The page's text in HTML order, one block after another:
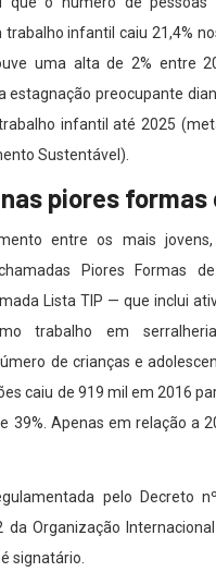
trabalho infantil caiu 21,4%
uma alta de 2% entre
estagnação preocupante
infantil até 2025
Sustentável).
piores
entre os mais
Piores Formas
Lista TIP — que inclui
trabalho em
de crianças e
caiu de 919 mil em 2016
39%. Apenas em relação a
pelo Decreto
da Organização
signatário.